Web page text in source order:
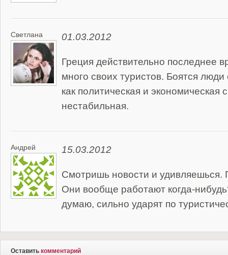
Светлана 01.03.2012
Греция действительно последнее
много своих туристов. Боятся люди
как политическая и экономическая
нестабильная.
Андрей 15.03.2012
Смотришь новости и удивляешься.
Они вообще работают когда-
думаю, сильно ударят по
Оставить комментарий